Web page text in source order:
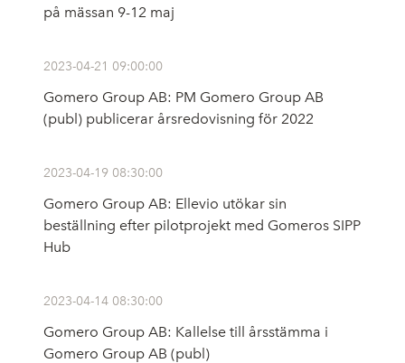
på mässan 9-12 maj
2023-04-21 09:00:00
Gomero Group AB: PM Gomero Group AB
(publ) publicerar årsredovisning för 2022
2023-04-19 08:30:00
Gomero Group AB: Ellevio utökar sin
beställning efter pilotprojekt med Gomeros SIPP
Hub
2023-04-14 08:30:00
Gomero Group AB: Kallelse till årsstämma i
Gomero Group AB (publ)